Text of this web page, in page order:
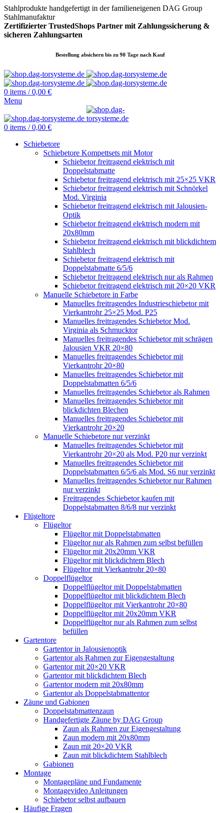
Stahlprodukte handgefertigt in der familieneigenen DAG Group
Stahlmanufaktur
Zertifizierter TrustedShops Partner mit Zahlungssicherung &
sicheren Zahlungsarten
Bestellung absichern bis zu 90 Tage nach Kauf
0 items / 0,00 €
Menu
0 items / 0,00 €
Schiebetore
Schiebetore Kompettsets mit Motor
Schiebetor freitragend elektrisch mit
Doppelstabmatte
Schiebetor freitragend elektrisch mit 25×25 VKR
Schiebetor freitragend elektrisch mit Schnörkel
Mod. Virginia
Schiebetor freitragend elektrisch mit Jalousien-
Optik
Schiebetor freitragend elektrisch modern mit
20x80mm
Schiebetor freitragend elektrisch mit blickdichtem
Stahlblech
Schiebetor freitragend elektrisch mit
Doppelstabmatte 6/5/6
Schiebetor freitragend elektrisch nur als Rahmen
Schiebetor freitragend elektrisch mit 20×20 VKR
Manuelle Schiebetore in Farbe
Manuelles freitragendes Industrieschiebetor mit
Vierkantrohr 25×25 Mod. P25
Manuelles freitragendes Schiebetor Mod.
Virginia als Schmucktor
Manuelles freitragendes Schiebetor mit schrägen
Jalousien VKR 20×80
Manuelles freitragendes Schiebetor mit
Vierkantrohr 20×80
Manuelles freitragendes Schiebetor mit
Doppelstabmatten 6/5/6
Manuelles freitragendes Schiebetor als Rahmen
Manuelles freitragendes Schiebetor mit
blickdichten Blechen
Manuelles freitragendes Schiebetor mit
Vierkantrohr 20×20
Manuelle Schiebetore nur verzinkt
Manuelles freitragendes Schiebetor mit
Vierkantrohr 20×20 als Mod. P20 nur verzinkt
Manuelles freitragendes Schiebetor mit
Doppelstabmatten 6/5/6 als Mod. S6 nur verzinkt
Manuelles freitragendes Schiebetor nur Rahmen
nur verzinkt
Freitragendes Schiebetor kaufen mit
Doppelstabmatten 8/6/8 nur verzinkt
Flügeltore
Flügeltor
Flügeltor mit Doppelstabmatten
Flügeltor nur als Rahmen zum selbst befüllen
Flügeltor mit 20x20mm VKR
Flügeltor mit blickdichtem Blech
Flügeltor mit Vierkantrohr 20×80
Doppelflügeltor
Doppelflügeltor mit Doppelstabmatten
Doppelflügeltor mit blickdichtem Blech
Doppelflügeltor mit Vierkantrohr 20×80
Doppelflügeltor mit 20x20mm VKR
Doppelflügeltor nur als Rahmen zum selbst
befüllen
Gartentore
Gartentor in Jalousienoptik
Gartentor als Rahmen zur Eigengestaltung
Gartentor mit 20×20 VKR
Gartentor mit blickdichtem Blech
Gartentor modern mit 20x80mm
Gartentor als Doppelstabmattentor
Zäune und Gabionen
Doppelstabmattenzaun
Handgefertigte Zäune by DAG Group
Zaun als Rahmen zur Eigengestaltung
Zaun modern mit 20x80mm
Zaun mit 20×20 VKR
Zaun mit blickdichtem Stahlblech
Gabionen
Montage
Montagepläne und Fundamente
Montagevideo Anleitungen
Schiebetor selbst aufbauen
Häufige Fragen